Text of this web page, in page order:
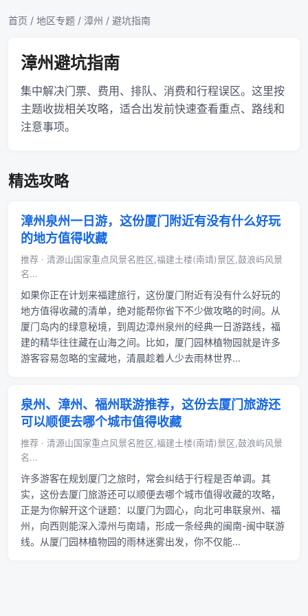
首页 / 地区专题 / 漳州 / 避坑指南
漳州避坑指南
集中解决门票、费用、排队、消费和行程误区。这里按
主题收拢相关攻略，适合出发前快速查看重点、路线和
注意事项。
精选攻略
漳州泉州一日游，这份厦门附近有没有什么好玩
的地方值得收藏
推荐 · 清源山国家重点风景名胜区,福建土楼(南靖)景区,鼓浪屿风景
名...
如果你正在计划来福建旅行，这份厦门附近有没有什么好玩的
地方值得收藏的清单，绝对能帮你省下不少做攻略的时间。从
厦门岛内的绿意秘境，到周边漳州泉州的经典一日游路线，福
建的精华往往藏在山海之间。比如，厦门园林植物园就是许多
游客容易忽略的宝藏地，清晨趁着人少去雨林世界...
泉州、漳州、福州联游推荐，这份去厦门旅游还
可以顺便去哪个城市值得收藏
推荐 · 清源山国家重点风景名胜区,福建土楼(南靖)景区,鼓浪屿风景
名...
许多游客在规划厦门之旅时，常会纠结于行程是否单调。其
实，这份去厦门旅游还可以顺便去哪个城市值得收藏的攻略，
正是为你解开这个谜题：以厦门为圆心，向北可串联泉州、福
州，向西则能深入漳州与南靖，形成一条经典的闽南-闽中联游
线。从厦门园林植物园的雨林迷雾出发，你不仅能...